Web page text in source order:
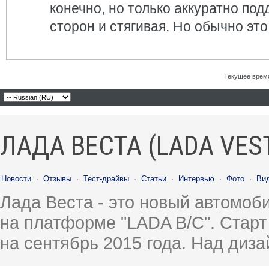
конечно, но только аккуратно
сторон и стягивая. Но обычно
Текущее
ЛАДА ВЕСТА (LADA
Новости · Отзывы · Тест-драйвы · Статьи · Интервью · Фото ·
Лада Веста - это новый
на платформе "LADA B/C".
на сентябрь 2015 года. Над